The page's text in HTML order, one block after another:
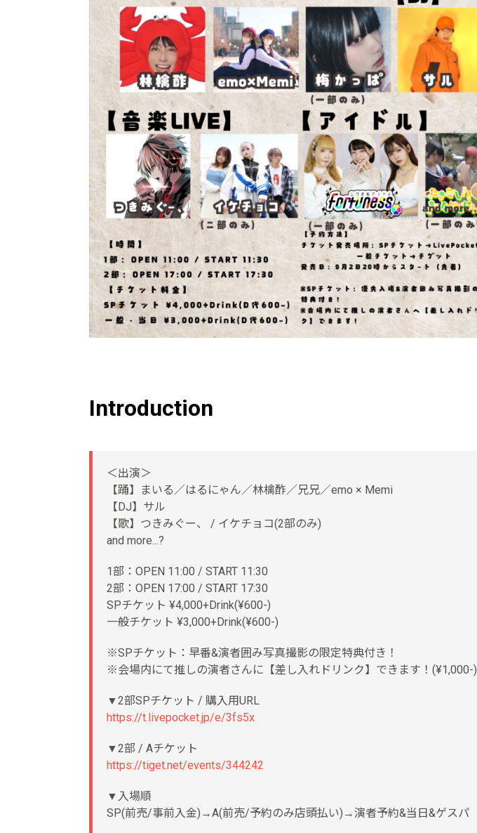
Introduction
＜出演＞
【踊】まいる／はるにゃん／林檎酢／兄兄／emo × Memi
【DJ】サル
【歌】つきみぐー、 / イケチョコ(2部のみ)
and more...?
1部：OPEN 11:00 / START 11:30
2部：OPEN 17:00 / START 17:30
SPチケット ¥4,000+Drink(¥600-)
一般チケット ¥3,000+Drink(¥600-)
※SPチケット：早番&演者囲み写真撮影の限定特典付き！
※会場内にて推しの演者さんに【差し入れドリンク】できます！(¥1,000-)
▼2部SPチケット / 購入用URL
https://t.livepocket.jp/e/3fs5x
▼2部 / Aチケット
https://tiget.net/events/344242
▼入場順
SP(前売/事前入金)→A(前売/予約のみ店頭払い)→演者予約&当日&ゲスパ